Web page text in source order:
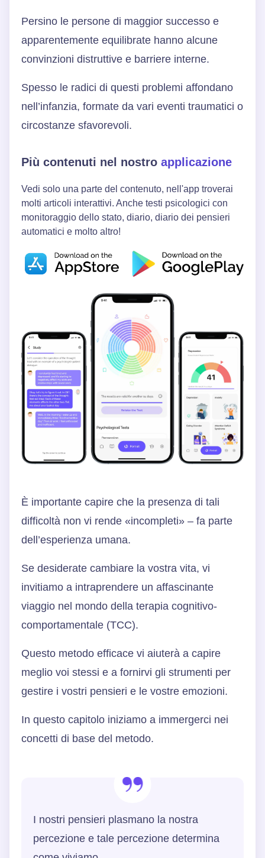
Persino le persone di maggior successo e
apparentemente equilibrate hanno alcune
convinzioni distruttive e barriere interne.
Spesso le radici di questi problemi affondano
nell’infanzia, formate da vari eventi traumatici o
circostanze sfavorevoli.
Più contenuti nel nostro applicazione
Vedi solo una parte del contenuto, nell'app troverai
molti articoli interattivi. Anche testi psicologici con
monitoraggio dello stato, diario, diario dei pensieri
automatici e molto altro!
È importante capire che la presenza di tali
difficoltà non vi rende «incompleti» – fa parte
dell’esperienza umana.
Se desiderate cambiare la vostra vita, vi
invitiamo a intraprendere un affascinante
viaggio nel mondo della terapia cognitivo-
comportamentale (TCC).
Questo metodo efficace vi aiuterà a capire
meglio voi stessi e a fornirvi gli strumenti per
gestire i vostri pensieri e le vostre emozioni.
In questo capitolo iniziamo a immergerci nei
concetti di base del metodo.
I nostri pensieri plasmano la nostra
percezione e tale percezione determina